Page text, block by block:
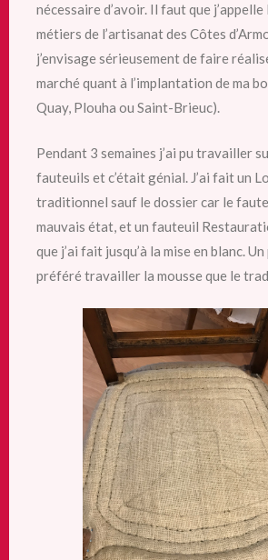
nécessaire d’avoir. Il faut que j’appelle
métiers de l’artisanat des Côtes
j’envisage sérieusement de faire
marché quant à l’implantation de ma
Quay, Plouha ou Saint-Brieuc).
Pendant 3 semaines j’ai pu travailler
fauteuils et c’était génial. J’ai fait un
traditionnel sauf le dossier car le
mauvais état, et un fauteuil
que j’ai fait jusqu’à la mise en blanc.
préféré travailler la mousse que le